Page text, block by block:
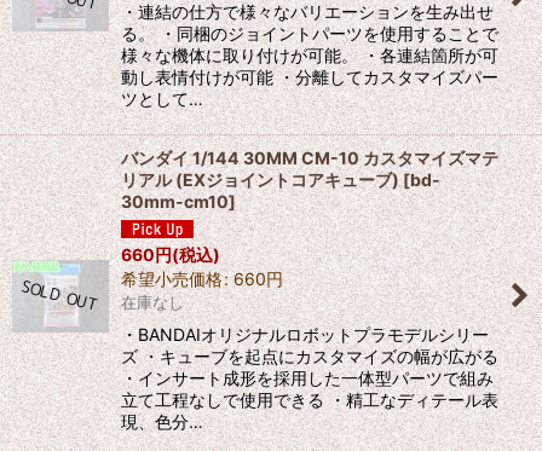
・連結の仕方で様々なバリエーションを生み出せ
る。 ・同梱のジョイントパーツを使用することで
様々な機体に取り付けが可能。 ・各連結箇所が可
動し表情付けが可能 ・分離してカスタマイズパー
ツとして…
バンダイ 1/144 30MM CM-10 カスタマイズマテ
リアル (EXジョイントコアキューブ) [bd-
30mm-cm10]
660円(税込)
希望小売価格: 660円
在庫なし
・BANDAIオリジナルロボットプラモデルシリー
ズ ・キューブを起点にカスタマイズの幅が広がる
・インサート成形を採用した一体型パーツで組み
立て工程なしで使用できる ・精工なディテール表
現、色分…